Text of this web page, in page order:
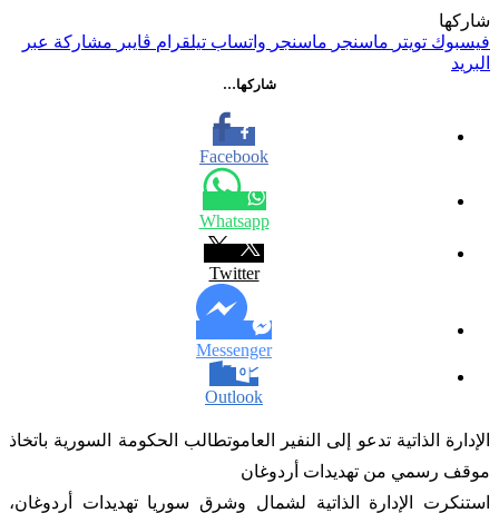
شاركها
فيسبوك تويتر ماسنجر ماسنجر واتساب تيلقرام ڤايبر مشاركة عبر
البريد
شاركها…
Facebook
Whatsapp
Twitter
Messenger
Outlook
الإدارة الذاتية تدعو إلى النفير العاموتطالب الحكومة السورية باتخاذ
موقف رسمي من تهديدات أردوغان
استنكرت الإدارة الذاتية لشمال وشرق سوريا تهديدات أردوغان،